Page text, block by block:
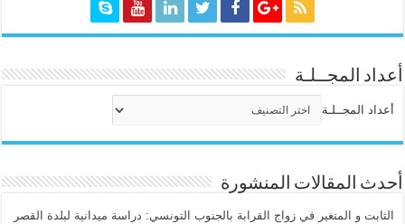
أعداد المجــلـة
أعداد المجــلـة
أحدث المقالات المنشورة
الثابت و المتغير في زواج القرابة بالجنوب التونسي: دراسة ميدانية لبلدة القصر